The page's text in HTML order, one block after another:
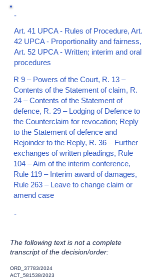
-
Art. 41 UPCA - Rules of Procedure, Art.
42 UPCA - Proportionality and fairness,
Art. 52 UPCA - Written; interim and oral
procedures
R 9 – Powers of the Court, R. 13 –
Contents of the Statement of claim, R.
24 – Contents of the Statement of
defence, R. 29 – Lodging of Defence to
the Counterclaim for revocation; Reply
to the Statement of defence and
Rejoinder to the Reply, R. 36 – Further
exchanges of written pleadings, Rule
104 – Aim of the interim conference,
Rule 119 – Interim award of damages,
Rule 263 – Leave to change claim or
amend case
-
The following text is not a complete
transcript of the decision/order:
ORD_37783/2024
ACT_581538/2023